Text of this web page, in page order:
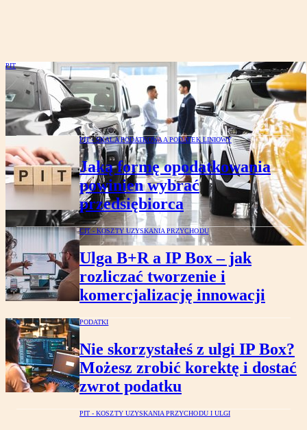
PIT
Julita Karaś-Gasparska: Wykup auta
z leasingu już nie tak korzystny
PIT - SKALA PODATKOWA A PODATEK LINIOWY
Jaką formę opodatkowania
powinien wybrać
przedsiębiorca
CIT - KOSZTY UZYSKANIA PRZYCHODU
Ulga B+R a IP Box – jak
rozliczać tworzenie i
komercjalizację innowacji
PODATKI
Nie skorzystałeś z ulgi IP Box?
Możesz zrobić korektę i dostać
zwrot podatku
PIT - KOSZTY UZYSKANIA PRZYCHODU I ULGI